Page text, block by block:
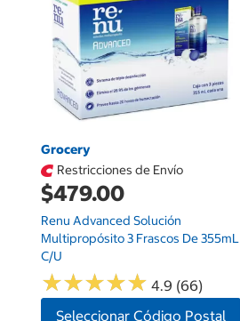
Grocery
Restricciones de Envío
$479.00
Renu Advanced Solución
Multipropósito 3 Frascos De 355mL
C/u
★★★★★
★★★★★ 4.9 (66)
Seleccionar Código Postal